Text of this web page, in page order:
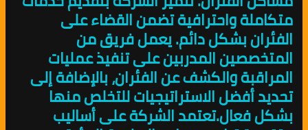
متكاملة واحترافية تضمن القضاء على
الفئران بشكل دائم. يعمل فريق من
المتخصصين المدربين على تنفيذ عمليات
المراقبة والكشف عن الفئران، بالإضافة إلى
تحديد أفضل الاستراتيجيات للتخلص منها
بشكل فعال.تعتمد الشركة على أساليب